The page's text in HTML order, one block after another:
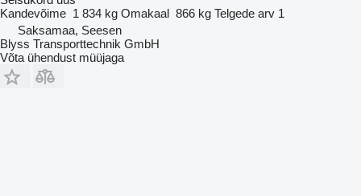
Kandevõime 1 834 kg Omakaal 866 kg Telgede arv 1
Saksamaa, Seesen
Blyss Transporttechnik GmbH
Võta ühendust müüjaga